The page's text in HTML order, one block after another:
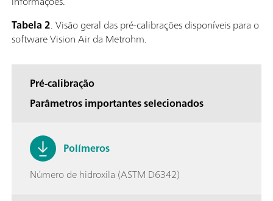
Tabela 2. Visão geral das pré-calibrações disponíveis para o
software Vision Air da Metrohm.
Pré-calibração
Parâmetros importantes selecionados
Polímeros
Número de hidroxila (ASTM D6342)